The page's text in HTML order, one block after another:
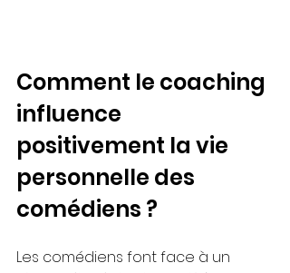
Comment le coaching
influence
positivement la vie
personnelle des
comédiens ?
Les comédiens font face à un